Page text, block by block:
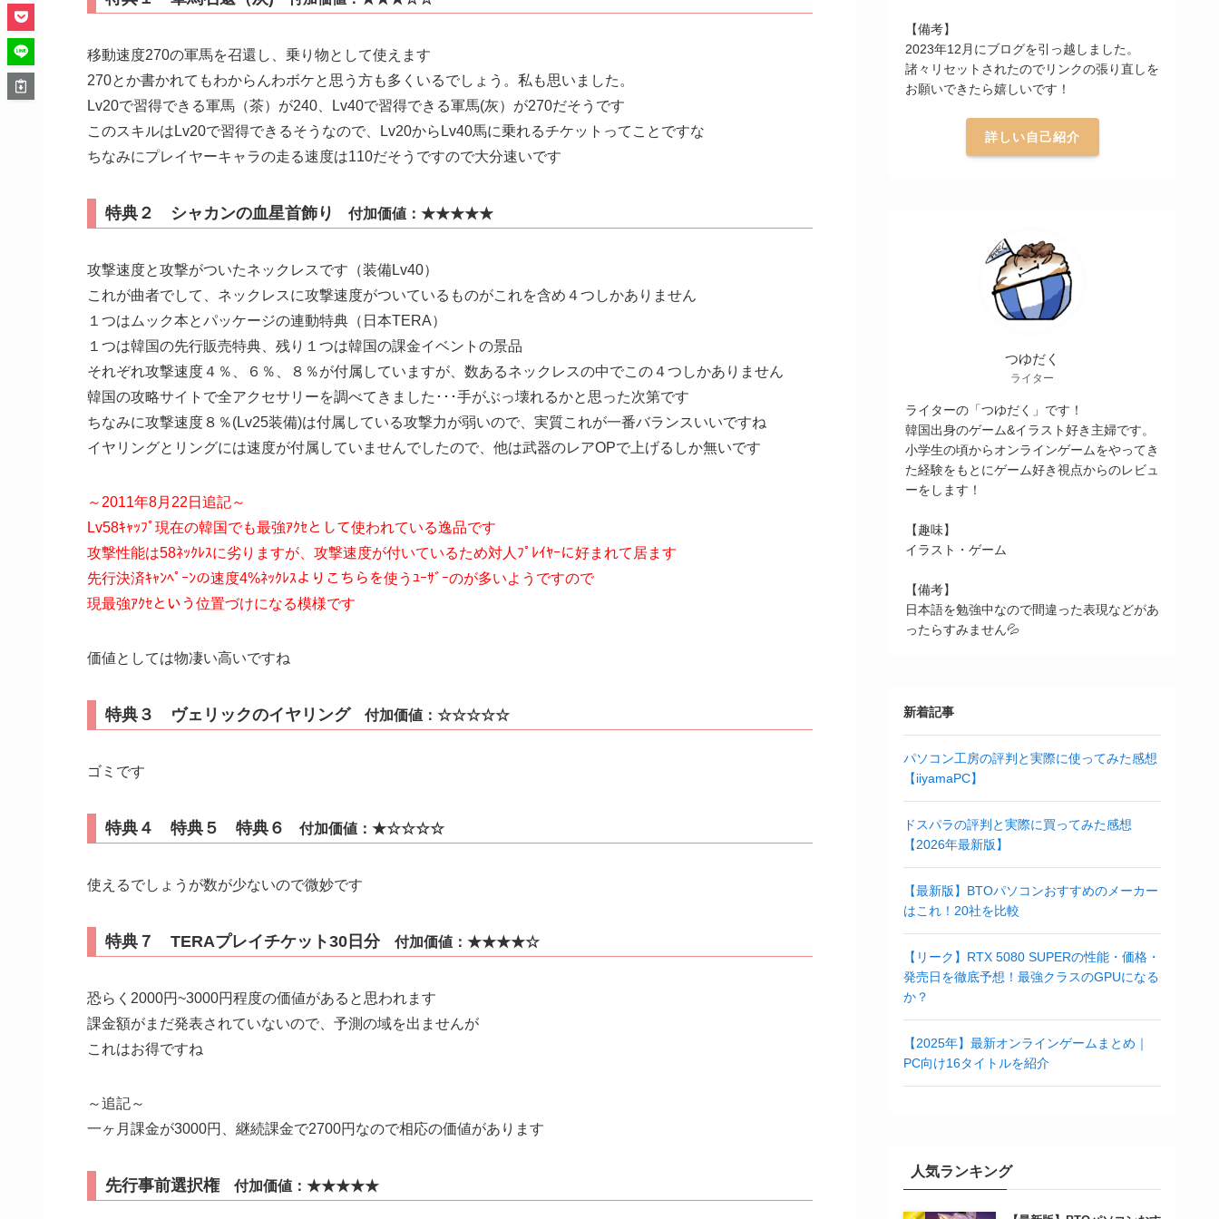
移動速度270の軍馬を召還し、乗り物として使えます
270とか書かれてもわからんわボケと思う方も多くいるでしょう。私も思いました。
Lv20で習得できる軍馬（茶）が240、Lv40で習得できる軍馬(灰）が270だそうです
このスキルはLv20で習得できるそうなので、Lv20からLv40馬に乗れるチケットってことですな
ちなみにプレイヤーキャラの走る速度は110だそうですので大分速いです
特典２ シャカンの血星首飾り 付加価値：★★★★★
攻撃速度と攻撃がついたネックレスです（装備Lv40）
これが曲者でして、ネックレスに攻撃速度がついているものがこれを含め４つしかありません
１つはムック本とパッケージの連動特典（日本TERA）
１つは韓国の先行販売特典、残り１つは韓国の課金イベントの景品
それぞれ攻撃速度４％、６％、８％が付属していますが、数あるネックレスの中でこの４つしかありません
韓国の攻略サイトで全アクセサリーを調べてきました･･･手がぶっ壊れるかと思った次第です
ちなみに攻撃速度８％(Lv25装備)は付属している攻撃力が弱いので、実質これが一番バランスいいですね
イヤリングとリングには速度が付属していませんでしたので、他は武器のレアOPで上げるしか無いです
～2011年8月22日追記～
Lv58ｷｬｯﾌﾟ現在の韓国でも最強ｱｸｾとして使われている逸品です
攻撃性能は58ﾈｯｸﾚｽに劣りますが、攻撃速度が付いているため対人ﾌﾟﾚｲﾔｰに好まれて居ます
先行決済ｷｬﾝﾍﾟｰﾝの速度4%ﾈｯｸﾚｽよりこちらを使うﾕｰｻﾞｰのが多いようですので
現最強ｱｸｾという位置づけになる模様です
価値としては物凄い高いですね
特典３ ヴェリックのイヤリング付加価値：☆☆☆☆☆
ゴミです
特典４ 特典５ 特典６ 付加価値：★☆☆☆☆
使えるでしょうが数が少ないので微妙です
特典７ TERAプレイチケット30日分付加価値：★★★★☆
恐らく2000円~3000円程度の価値があると思われます
課金額がまだ発表されていないので、予測の域を出ませんが
これはお得ですね
～追記～
一ヶ月課金が3000円、継続課金で2700円なので相応の価値があります
先行事前選択権付加価値：★★★★★
【備考】
2023年12月にブログを引っ越しました。
諸々リセットされたのでリンクの張り直しを
お願いできたら嬉しいです！
詳しい自己紹介
つゆだく
ライター
ライターの「つゆだく」です！
韓国出身のゲーム&イラスト好き主婦です。
小学生の頃からオンラインゲームをやってき
た経験をもとにゲーム好き視点からのレビュ
ーをします！
【趣味】
イラスト・ゲーム
【備考】
日本語を勉強中なので間違った表現などがあ
ったらすみません💦
新着記事
パソコン工房の評判と実際に使ってみた感想
【iiyamaPC】
ドスパラの評判と実際に買ってみた感想
【2026年最新版】
【最新版】BTOパソコンおすすめのメーカー
はこれ！20社を比較
【リーク】RTX 5080 SUPERの性能・価格・
発売日を徹底予想！最強クラスのGPUになる
か？
【2025年】最新オンラインゲームまとめ｜
PC向け16タイトルを紹介
人気ランキング